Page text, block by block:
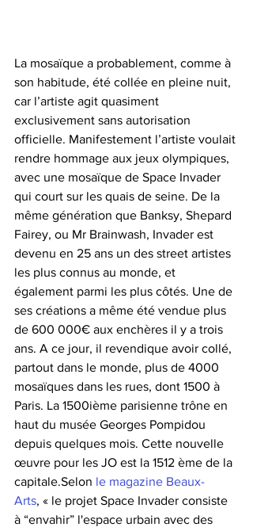
La mosaïque a probablement, comme à
son habitude, été collée en pleine nuit,
car l’artiste agit quasiment
exclusivement sans autorisation
officielle. Manifestement l’artiste voulait
rendre hommage aux jeux olympiques,
avec une mosaïque de Space Invader
qui court sur les quais de seine. De la
même génération que Banksy, Shepard
Fairey, ou Mr Brainwash, Invader est
devenu en 25 ans un des street artistes
les plus connus au monde, et
également parmi les plus côtés. Une de
ses créations a même été vendue plus
de 600 000€ aux enchères il y a trois
ans. A ce jour, il revendique avoir collé,
partout dans le monde, plus de 4000
mosaïques dans les rues, dont 1500 à
Paris. La 1500ième parisienne trône en
haut du musée Georges Pompidou
depuis quelques mois. Cette nouvelle
œuvre pour les JO est la 1512 ème de la
capitale.Selon le magazine Beaux-
Arts, « le projet Space Invader consiste
à “envahir” l'espace urbain avec des